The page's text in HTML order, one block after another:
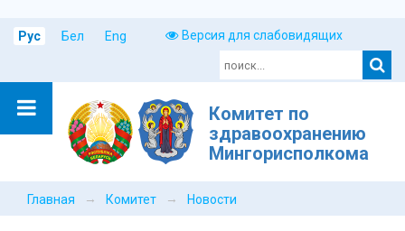
Рус Бел Eng Версия для слабовидящих
Комитет по
здравоохранению
Мингорисполкома
Главная → Комитет → Новости